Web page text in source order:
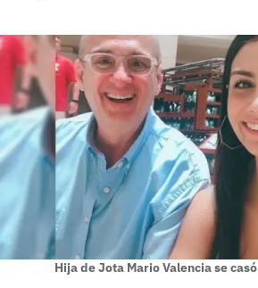
Hija de Jota Mario Valencia se casó